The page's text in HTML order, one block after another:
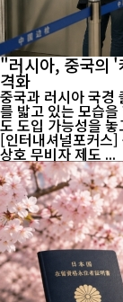
"러시아, 중국의
격화
중국과 러시아 국경
를 밟고 있는 모습
도 도입 가능성을
[인터내셔널포커스]
상호 무비자 제도 ...